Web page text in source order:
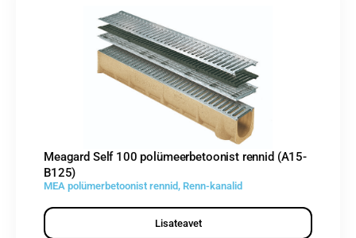
Meagard Self 100 polümeerbetoonist rennid (A15-
B125)
MEA polümerbetoonist rennid, Renn-kanalid
Lisateavet